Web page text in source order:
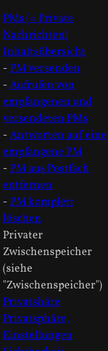
PMs (= Private
Nachrichten)
Inhaltsübersicht
-PM versenden
-Aufrufen von
empfangenen und
versendeten PMs
-Antworten auf eine
empfangene PM
-PM aus Postfach
entfernen
-PM komplett
löschen
Privater
Zwischenspeicher
(siehe
"Zwischenspeicher")
Privatshäre
Privatsphäre,
Einstellungen